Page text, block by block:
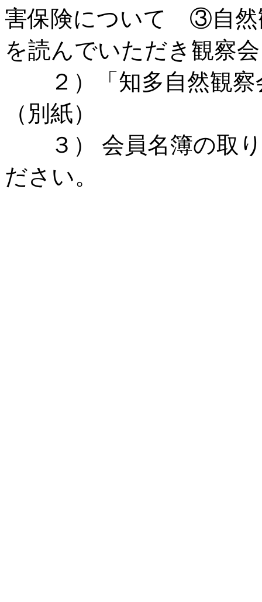
害保険について ③自然
を読んでいただき観察
２）「知多自然観
（別紙）
３） 会員名簿の取り
ださい。